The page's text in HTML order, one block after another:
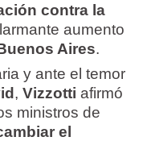
contra la
aumento
Aires.
y ante el temor
, Vizzotti afirmó
ministros de
el